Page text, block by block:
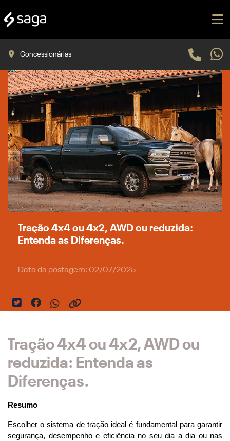
Concessionárias
Tração 4x4 ou 4x2, AWD ou reduzida:
Entenda as Diferenças.
Data da postagem: 02/07/2025
Tração 4x4 ou 4x2, AWD ou
reduzida: Entenda as
Diferenças.
Resumo
Escolher o sistema de tração ideal é fundamental para garantir
segurança, desempenho e eficiência no seu dia a dia ou nas